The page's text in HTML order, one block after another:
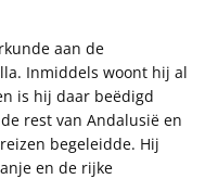
aan de
Inmiddels woont hij al
is hij daar beëdigd
rest van Andalusië en
begeleidde. Hij
en de rijke